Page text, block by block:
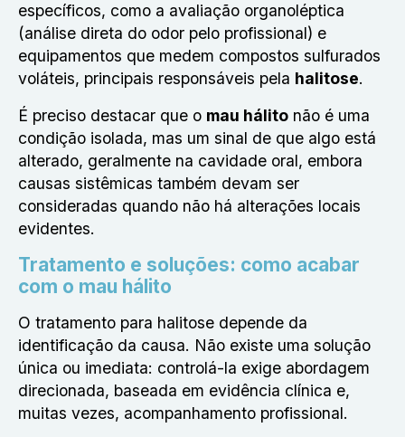
específicos, como a avaliação organoléptica
(análise direta do odor pelo profissional) e
equipamentos que medem compostos sulfurados
voláteis, principais responsáveis pela halitose.
É preciso destacar que o mau hálito não é uma
condição isolada, mas um sinal de que algo está
alterado, geralmente na cavidade oral, embora
causas sistêmicas também devam ser
consideradas quando não há alterações locais
evidentes.
Tratamento e soluções: como acabar
com o mau hálito
O tratamento para halitose depende da
identificação da causa. Não existe uma solução
única ou imediata: controlá-la exige abordagem
direcionada, baseada em evidência clínica e,
muitas vezes, acompanhamento profissional.